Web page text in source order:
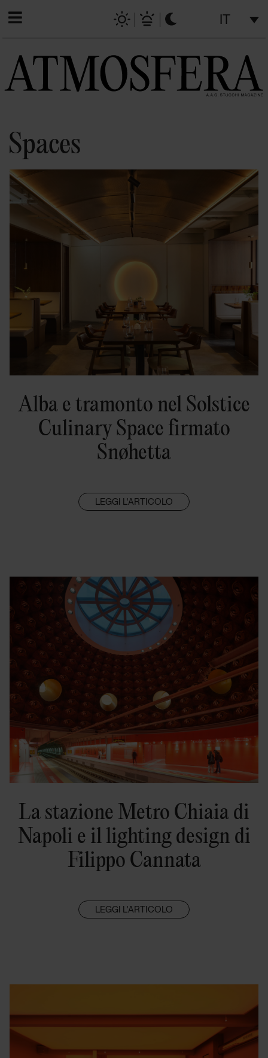
IT
Spaces
Alba e tramonto nel Solstice
Culinary Space firmato
Snøhetta
LEGGI L'ARTICOLO
La stazione Metro Chiaia di
Napoli e il lighting design di
Filippo Cannata
LEGGI L'ARTICOLO